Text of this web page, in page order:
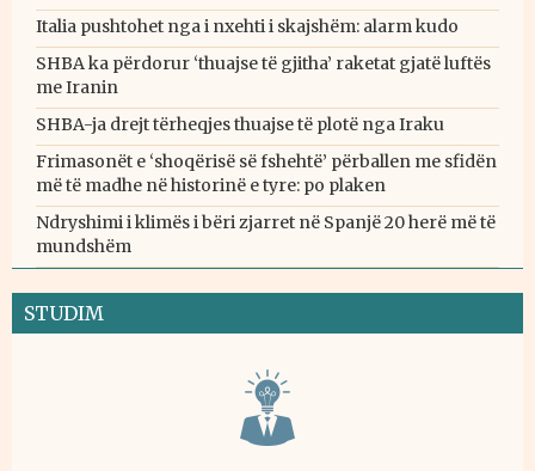
Italia pushtohet nga i nxehti i skajshëm: alarm kudo
SHBA ka përdorur ‘thuajse të gjitha’ raketat gjatë luftës
me Iranin
SHBA-ja drejt tërheqjes thuajse të plotë nga Iraku
Frimasonët e ‘shoqërisë së fshehtë’ përballen me sfidën
më të madhe në historinë e tyre: po plaken
Ndryshimi i klimës i bëri zjarret në Spanjë 20 herë më të
mundshëm
STUDIM